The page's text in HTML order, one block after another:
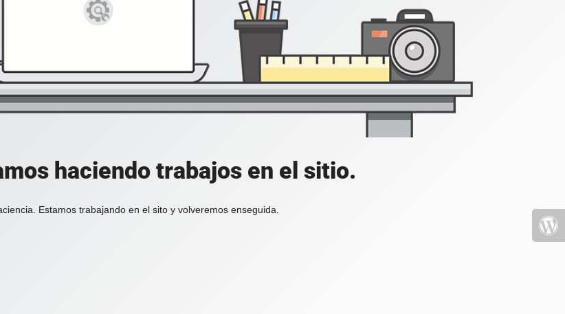
haciendo trabajos en el sitio.
Estamos trabajando en el sito y volveremos enseguida.